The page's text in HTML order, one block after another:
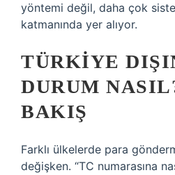
yöntemi değil, daha çok
katmanında yer alıyor.
TÜRKIYE
DURUM
BAKIŞ
Farklı ülkelerde para
değişken. “TC numarasına